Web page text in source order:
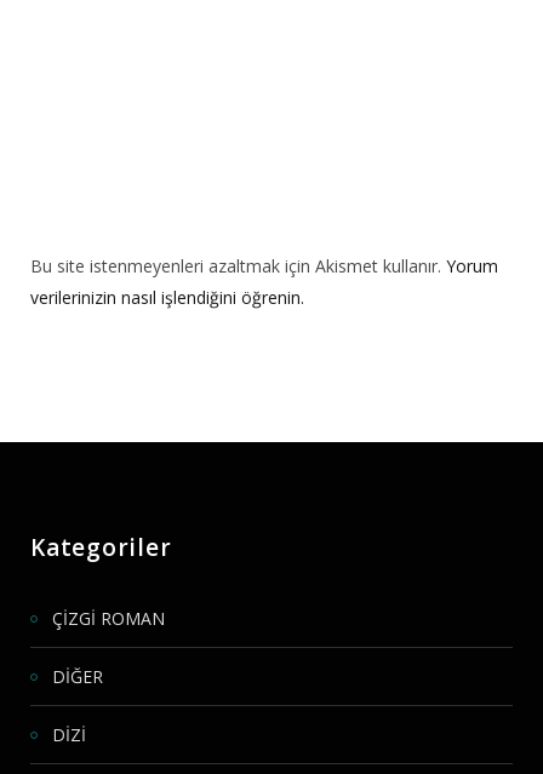
Bu site istenmeyenleri azaltmak için Akismet kullanır. Yorum
verilerinizin nasıl işlendiğini öğrenin.
Kategoriler
ÇİZGİ ROMAN
DİĞER
DİZİ